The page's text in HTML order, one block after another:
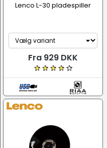
Lenco L-30 pladespiller
Fra 929 DKK